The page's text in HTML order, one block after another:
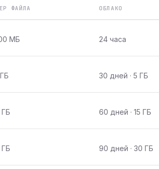
ФАЙЛА ОБЛАКО
МБ 24 часа
30 дней · 5 ГБ
60 дней · 15 ГБ
90 дней · 30 ГБ